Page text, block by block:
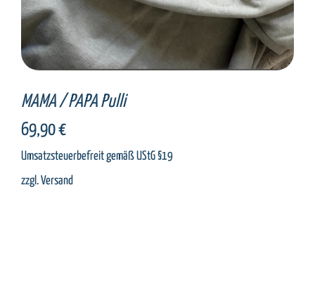
MAMA / PAPA Pulli
69,90€
Umsatzsteuerbefreit gemäß UStG §19
zzgl.Versand